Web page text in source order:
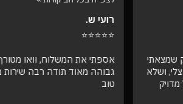
אספתי את המשלוח, וואו מטורף רמה
גבוהה מאוד תודה רבה שירות ממש ממש